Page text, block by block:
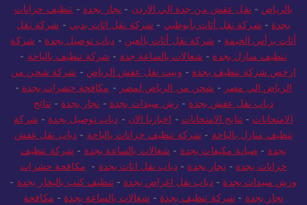
بالرياض - نقل عفش من جدة الي الاردن - نجار بجدة - تنظيف خزانات
بجدة - شركة نقل أثاث بأبوظبي - شركة نقل اثاث بدبي - شركة نقل
أثاث برأس الخيمة - شركة نقل أثاث بالعين - دباب توصيل بجدة - شركة
تنظيف منازل بجدة - شغالات بالساعة جدة - شركة تنظيف بالباحة -
ارخص شركة تنظيف بجدة - ونيت نقل عفش الرياض - شركة شحن من
الرياض الي مصر - شحن من الرياض لمصر - مكافحة حشرات بجدة -
دباب نقل عفش بجدة - رش مبيدات بجدة - نجار بجدة - نتائج
الامتحانات - نتايج الامتحانات - اخبارنا الان - دباب توصيل بجدة - شركة
تنظيف منازل بالباحة - شركة تنظيف خزانات بالباحة - دباب نقل عفش
بجدة - صيانة مكيفات بجدة - شغالات بالساعة بجدة - شركة تنظيف
خزانات بجدة - نجار بجدة - دباب نقل اثاث بجدة - مكافحة حشرات
ورش مبيدات بجدة -دباب نقل اغراض بجدة -تنظيف كنب بالبخار بجدة -
نجار بجدة - شركة تنظيف بجدة - شغالات بالساعة بجدة - مكافحة